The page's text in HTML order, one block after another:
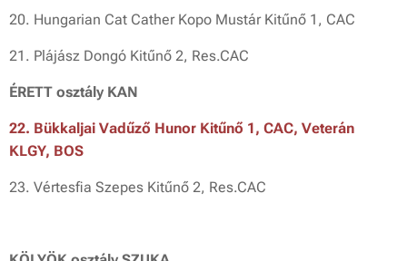
20. Hungarian Cat Cather Kopo Mustár Kitűnő 1, CAC
21. Plájász Dongó Kitűnő 2, Res.CAC
ÉRETT osztály KAN
22. Bükkaljai Vadűző Hunor Kitűnő 1, CAC, Veterán
KLGY, BOS
23. Vértesfia Szepes Kitűnő 2, Res.CAC